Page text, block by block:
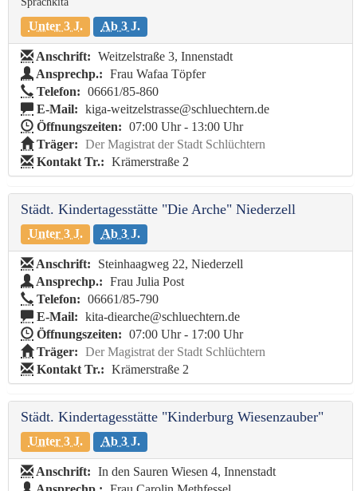
Unter 3 J. Ab 3 J.
Anschrift: Weitzelstraße 3, Innenstadt
Ansprechp.: Frau Wafaa Töpfer
Telefon: 06661/85-860
E-Mail: kiga-weitzelstrasse@schluechtern.de
Öffnungszeiten: 07:00 Uhr - 13:00 Uhr
Träger: Der Magistrat der Stadt Schlüchtern
Kontakt Tr.: Krämerstraße 2
Städt. Kindertagesstätte "Die Arche" Niederzell
Unter 3 J. Ab 3 J.
Anschrift:
Steinhaagweg 22, Niederzell
Ansprechp.: Frau Julia Post
Telefon: 06661/85-790
E-Mail: kita-diearche@schluechtern.de
Öffnungszeiten: 07:00 Uhr - 17:00 Uhr
Träger: Der Magistrat der Stadt Schlüchtern
Kontakt Tr.: Krämerstraße 2
Städt. Kindertagesstätte "Kinderburg Wiesenzauber"
Unter 3 J. Ab 3 J.
Anschrift: In den Sauren Wiesen 4, Innenstadt